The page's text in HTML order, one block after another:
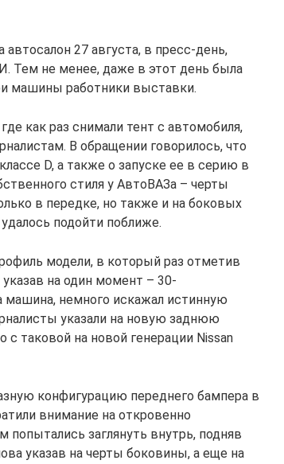
27 августа, в пресс-день,
Тем не менее, даже в этот день была
машины работники выставки.
как раз снимали тент с автомобиля,
В обращении говорилось, что
D, а также о запуске ее в серию в
стиля у АвтоВАЗа – черты
в передке, но также и на боковых
подойти поближе.
модели, в который раз отметив
на один момент – 30-
машина, немного искажал истинную
указали на новую заднюю
с таковой на новой генерации Nissan
конфигурацию переднего бампера в
внимание на откровенно
заглянуть внутрь, подняв
указав на черты боковины, а еще на